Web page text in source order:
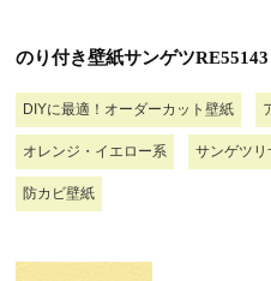
のり付き壁紙サンゲツRE55143
DIYに最適！オーダーカット壁紙
オレンジ・イエロー系 サンゲツリ
防カビ壁紙